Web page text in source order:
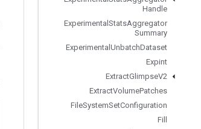
Handle
Experimental StatsAggregator
Summary
Experimental UnbatchDataset
Expint
ExtractGlimpseV2
ExtractVolumePatches
FileSystemSetConfiguration
Fill